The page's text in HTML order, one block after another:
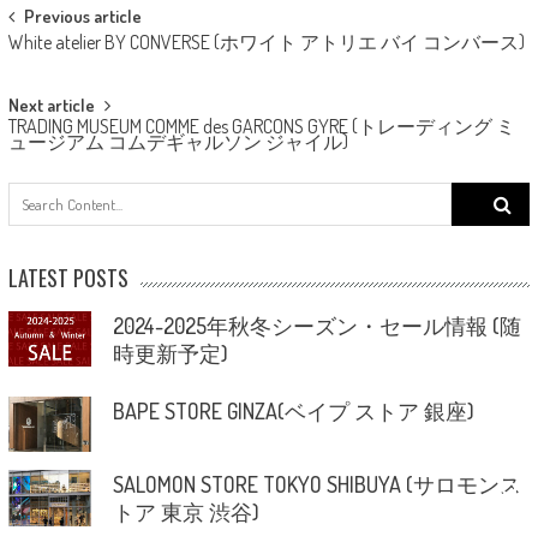
Post
navigation
Previous article
White atelier BY CONVERSE (ホワイト アトリエ バイ コンバース)
Next article
TRADING MUSEUM COMME des GARCONS GYRE (トレーディング ミ
ュージアム コムデギャルソン ジャイル)
Search
for:
LATEST POSTS
2024-2025年秋冬シーズン・セール情報 (随
時更新予定)
BAPE STORE GINZA(ベイプ ストア 銀座)
SALOMON STORE TOKYO SHIBUYA (サロモンス
トア 東京 渋谷)